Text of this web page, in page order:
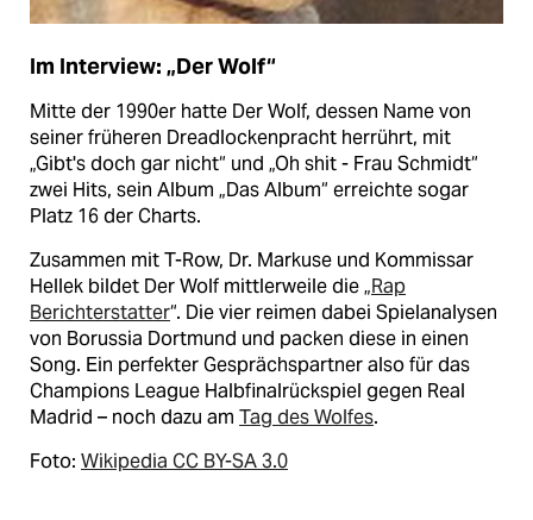
Im Interview: „Der Wolf“
Mitte der 1990er hatte Der Wolf, dessen Name von
seiner früheren Dreadlockenpracht herrührt, mit
„Gibt's doch gar nicht“ und „Oh shit - Frau Schmidt“
zwei Hits, sein Album „Das Album“ erreichte sogar
Platz 16 der Charts.
Zusammen mit T-Row, Dr. Markuse und Kommissar
Hellek bildet Der Wolf mittlerweile die „Rap
Berichterstatter“. Die vier reimen dabei Spielanalysen
von Borussia Dortmund und packen diese in einen
Song. Ein perfekter Gesprächspartner also für das
Champions League Halbfinalrückspiel gegen Real
Madrid – noch dazu am Tag des Wolfes.
Foto: Wikipedia CC BY-SA 3.0